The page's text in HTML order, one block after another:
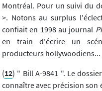
Montréal. Pour un suivi du
>. Notons au surplus
confiait en 1998 au journal
en train d'écrire un
producteurs hollywoodiens...
(12) " Bill A-9841 ". Le
connaître avec précision